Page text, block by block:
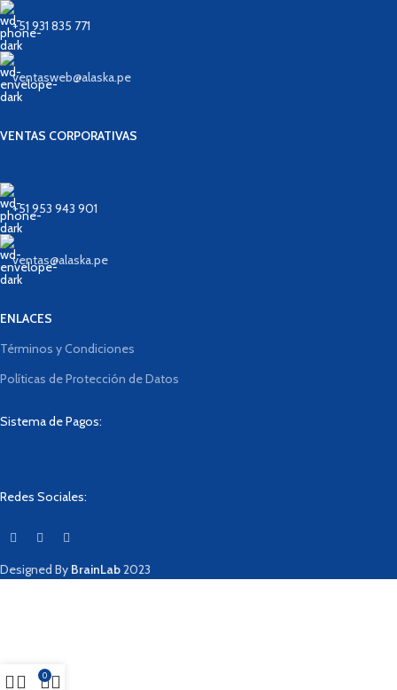
+51 931 835 771
ventasweb@alaska.pe
VENTAS CORPORATIVAS
+51 953 943 901
ventas@alaska.pe
ENLACES
Términos y Condiciones
Políticas de Protección de Datos
Sistema de Pagos:
Redes Sociales:
Designed By BrainLab2023
0